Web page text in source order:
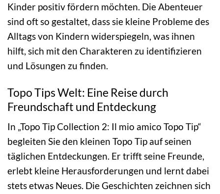
Kinder positiv fördern möchten. Die Abenteuer
sind oft so gestaltet, dass sie kleine Probleme des
Alltags von Kindern widerspiegeln, was ihnen
hilft, sich mit den Charakteren zu identifizieren
und Lösungen zu finden.
Topo Tips Welt: Eine Reise durch
Freundschaft und Entdeckung
In „Topo Tip Collection 2: Il mio amico Topo Tip“
begleiten Sie den kleinen Topo Tip auf seinen
täglichen Entdeckungen. Er trifft seine Freunde,
erlebt kleine Herausforderungen und lernt dabei
stets etwas Neues. Die Geschichten zeichnen sich